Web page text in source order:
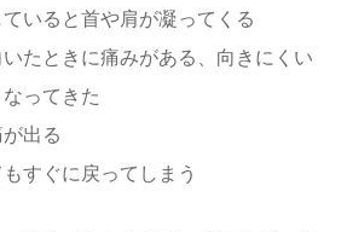
ていると首や肩が凝ってくる
いたときに痛みがある、向きにくい
ってきた
出る
すぐに戻ってしまう